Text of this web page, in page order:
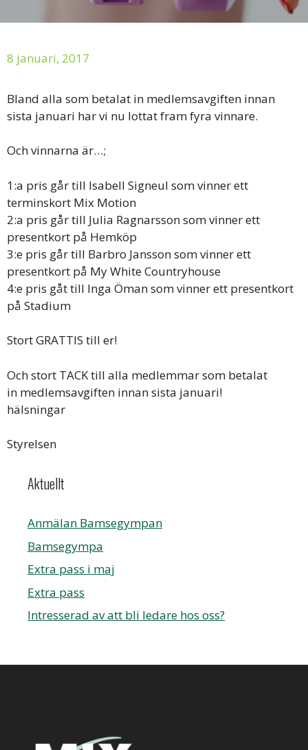
8 januari, 2017
Bland alla som betalat in medlemsavgiften innan
sista januari har vi nu lottat fram fyra vinnare.
Och vinnarna är…;
1:a pris går till Isabell Signeul som vinner ett
terminskort Mix Motion
2:a pris går till Julia Ragnarsson som vinner ett
presentkort på Hemköp
3:e pris går till Barbro Jansson som vinner ett
presentkort på My White Countryhouse
4:e pris gåt till Inga Öman som vinner ett presentkort
på Stadium
Stort GRATTIS till er!
Och stort TACK till alla medlemmar som betalat
in medlemsavgiften innan sista januari!
hälsningar
Styrelsen
Aktuellt
Anmälan Bamsegympan
Bamsegympa
Extra pass i maj
Extra pass
Intresserad av att bli ledare hos oss?